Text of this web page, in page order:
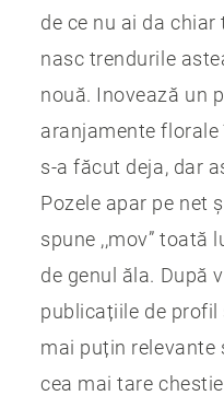
de ce nu ai da
nasc trendurile
nouă. Inovează un
aranjamente florale
s-a făcut deja, dar
Pozele apar pe net
spune ,,mov” toată
de genul ăla. După
publicațiile de
mai puțin relevante
cea mai tare